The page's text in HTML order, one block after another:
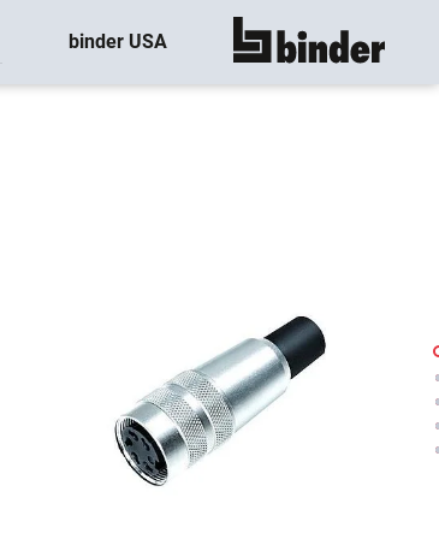
binder USA mostrar todo